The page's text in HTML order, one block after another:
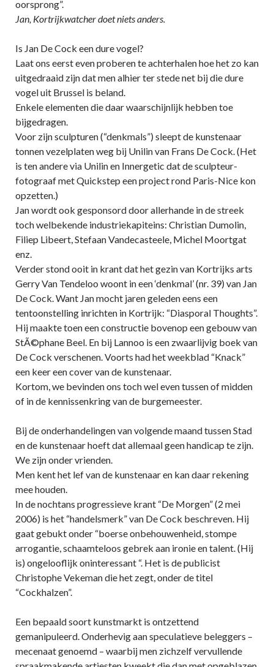
oorsprong”.
Jan, Kortrijkwatcher doet niets anders.
Is Jan De Cock een dure vogel?
Laat ons eerst even proberen te achterhalen hoe het zo kan
uitgedraaid zijn dat men alhier ter stede net bij die dure
vogel uit Brussel is beland.
Enkele elementen die daar waarschijnlijk hebben toe
bijgedragen.
Voor zijn sculpturen (“denkmals”) sleept de kunstenaar
tonnen vezelplaten weg bij Unilin van Frans De Cock. (Het
is ten andere via Unilin en Innergetic dat de sculpteur-
fotograaf met Quickstep een project rond Paris-Nice kon
opzetten.)
Jan wordt ook gesponsord door allerhande in de streek
toch welbekende industriekapiteins: Christian Dumolin,
Filiep Libeert, Stefaan Vandecasteele, Michel Moortgat
enz.
Verder stond ooit in krant dat het gezin van Kortrijks arts
Gerry Van Tendeloo woont in een ‘denkmal’ (nr. 39) van Jan
De Cock. Want Jan mocht jaren geleden eens een
tentoonstelling inrichten in Kortrijk: “Diasporal Thoughts”.
Hij maakte toen een constructie bovenop een gebouw van
StÃ©phane Beel. En bij Lannoo is een zwaarlijvig boek van
De Cock verschenen. Voorts had het weekblad “Knack”
een keer een cover van de kunstenaar.
Kortom, we bevinden ons toch wel even tussen of midden
of in de kennissenkring van de burgemeester.
Bij de onderhandelingen van volgende maand tussen Stad
en de kunstenaar hoeft dat allemaal geen handicap te zijn.
We zijn onder vrienden.
Men kent het lef van de kunstenaar en kan daar rekening
mee houden.
In de nochtans progressieve krant “De Morgen” (2 mei
2006) is het “handelsmerk” van De Cock beschreven. Hij
gaat gebukt onder “boerse onbehouwenheid, stompe
arrogantie, schaamteloos gebrek aan ironie en talent. (Hij
is) ongelooflijk oninteressant “. Het is de publicist
Christophe Vekeman die het zegt, onder de titel
“Cockhalzen”.
Een bepaald soort kunstmarkt is ontzettend
gemanipuleerd. Onderhevig aan speculatieve beleggers –
mecenaat genoemd – waarbij men zichzelf vervullende